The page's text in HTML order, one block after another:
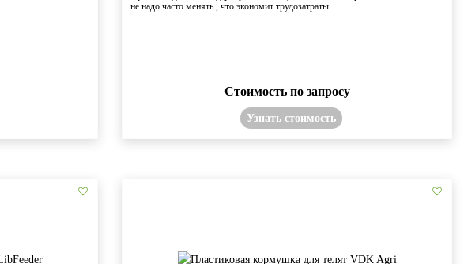
не надо часто менять , что экономит трудозатраты.
Стоимость по запросу
Узнать стоимость